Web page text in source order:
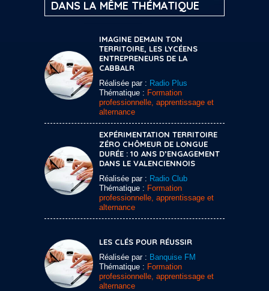
DANS LA MÊME THÉMATIQUE
IMAGINE DEMAIN TON
TERRITOIRE, LES LYCÉENS
ENTREPRENEURS DE LA
CABBALR
Réalisée par : Radio Plus
Thématique : Formation
professionnelle, apprentissage et
alternance
EXPÉRIMENTATION TERRITOIRE
ZÉRO CHÔMEUR DE LONGUE
DURÉE : 10 ANS D’ENGAGEMENT
DANS LE VALENCIENNOIS
Réalisée par : Radio Club
Thématique : Formation
professionnelle, apprentissage et
alternance
LES CLÉS POUR RÉUSSIR
Réalisée par : Banquise FM
Thématique : Formation
professionnelle, apprentissage et
alternance